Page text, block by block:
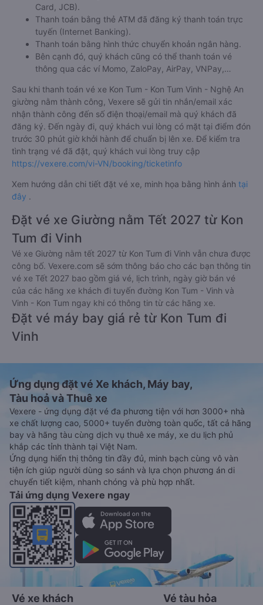
Card, JCB).
Thanh toán bằng thẻ ATM đã đăng ký thanh toán trực
tuyến (Internet Banking).
Thanh toán bằng hình thức chuyển khoản ngân hàng.
Bên cạnh đó, quý khách cũng có thể thanh toán vé
thông qua các ví Momo, ZaloPay, AirPay, VNPay,…
Sau khi thanh toán vé xe Kon Tum - Kon Tum Vinh - Nghệ An
giường nằm thành công, Vexere sẽ gửi tin nhắn/email xác
nhận thành công đến số điện thoại/email mà quý khách đã
đăng ký. Đến ngày đi, quý khách vui lòng có mặt tại điểm đón
trước 30 phút giờ khởi hành để chuẩn bị lên xe. Để kiểm tra
tình trạng vé đã đặt, quý khách vui lòng truy cập
https://vexere.com/vi-VN/booking/ticketinfo
Xem hướng dẫn chi tiết đặt vé xe, minh họa bằng hình ảnh tại
đây .
Đặt vé xe Giường nằm Tết 2027 từ Kon
Tum đi Vinh
Vé xe Giường nằm tết 2027 từ Kon Tum đi Vinh vẫn chưa được
công bố. Vexere.com sẽ sớm thông báo cho các bạn thông tin
vé xe Tết 2027 bao gồm giá vé, lịch trình, ngày giờ bán vé
của các hãng xe khách đi tuyến đường Kon Tum - Vinh và
Vinh - Kon Tum ngay khi có thông tin từ các hãng xe.
Đặt vé máy bay giá rẻ từ Kon Tum đi
Vinh
Ứng dụng đặt vé Xe khách, Máy bay,
Tàu hoả và Thuê xe
Vexere - ứng dụng đặt vé đa phương tiện với hơn 3000+ nhà
xe chất lượng cao, 5000+ tuyến đường toàn quốc, tất cả hãng
bay và hãng tàu cùng dịch vụ thuê xe máy, xe du lịch phủ
khắp các tỉnh thành tại Việt Nam.
Ứng dụng hiển thị thông tin đầy đủ, minh bạch cùng vô vàn
tiện ích giúp người dùng so sánh và lựa chọn phương án di
chuyển tiết kiệm, nhanh chóng và phù hợp nhất.
Tải ứng dụng Vexere ngay
Vé xe khách Vé tàu hỏa